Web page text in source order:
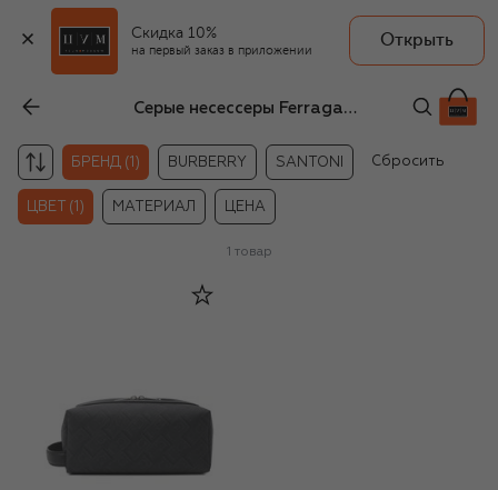
Скидка 10%
на первый заказ в приложении
Открыть
Серые несессеры Ferragamo
БРЕНД (1) BURBERRY SANTONI Сбросить
ЦВЕТ (1) МАТЕРИАЛ ЦЕНА
1 товар